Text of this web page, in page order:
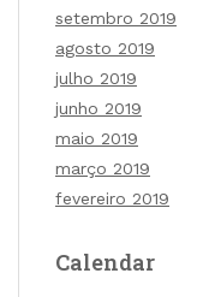
setembro 2019
agosto 2019
julho 2019
junho 2019
maio 2019
março 2019
fevereiro 2019
Calendar